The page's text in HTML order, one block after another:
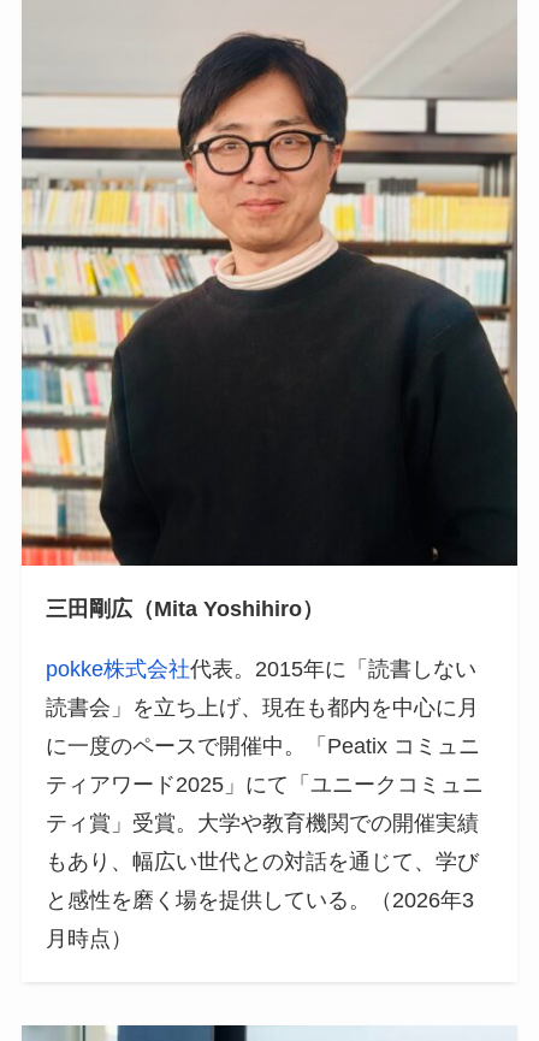
三田剛広（Mita Yoshihiro）
pokke株式会社代表。2015年に「読書しない
読書会」を立ち上げ、現在も都内を中心に月
に一度のペースで開催中。「Peatix コミュニ
ティアワード2025」にて「ユニークコミュニ
ティ賞」受賞。大学や教育機関での開催実績
もあり、幅広い世代との対話を通じて、学び
と感性を磨く場を提供している。（2026年3
月時点）